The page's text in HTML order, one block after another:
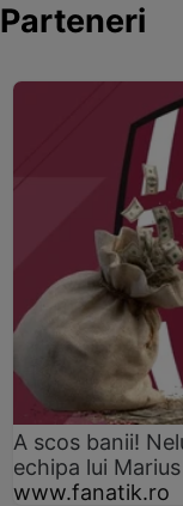
Parteneri
A scos banii!
echipa lui
www.fanatik.ro